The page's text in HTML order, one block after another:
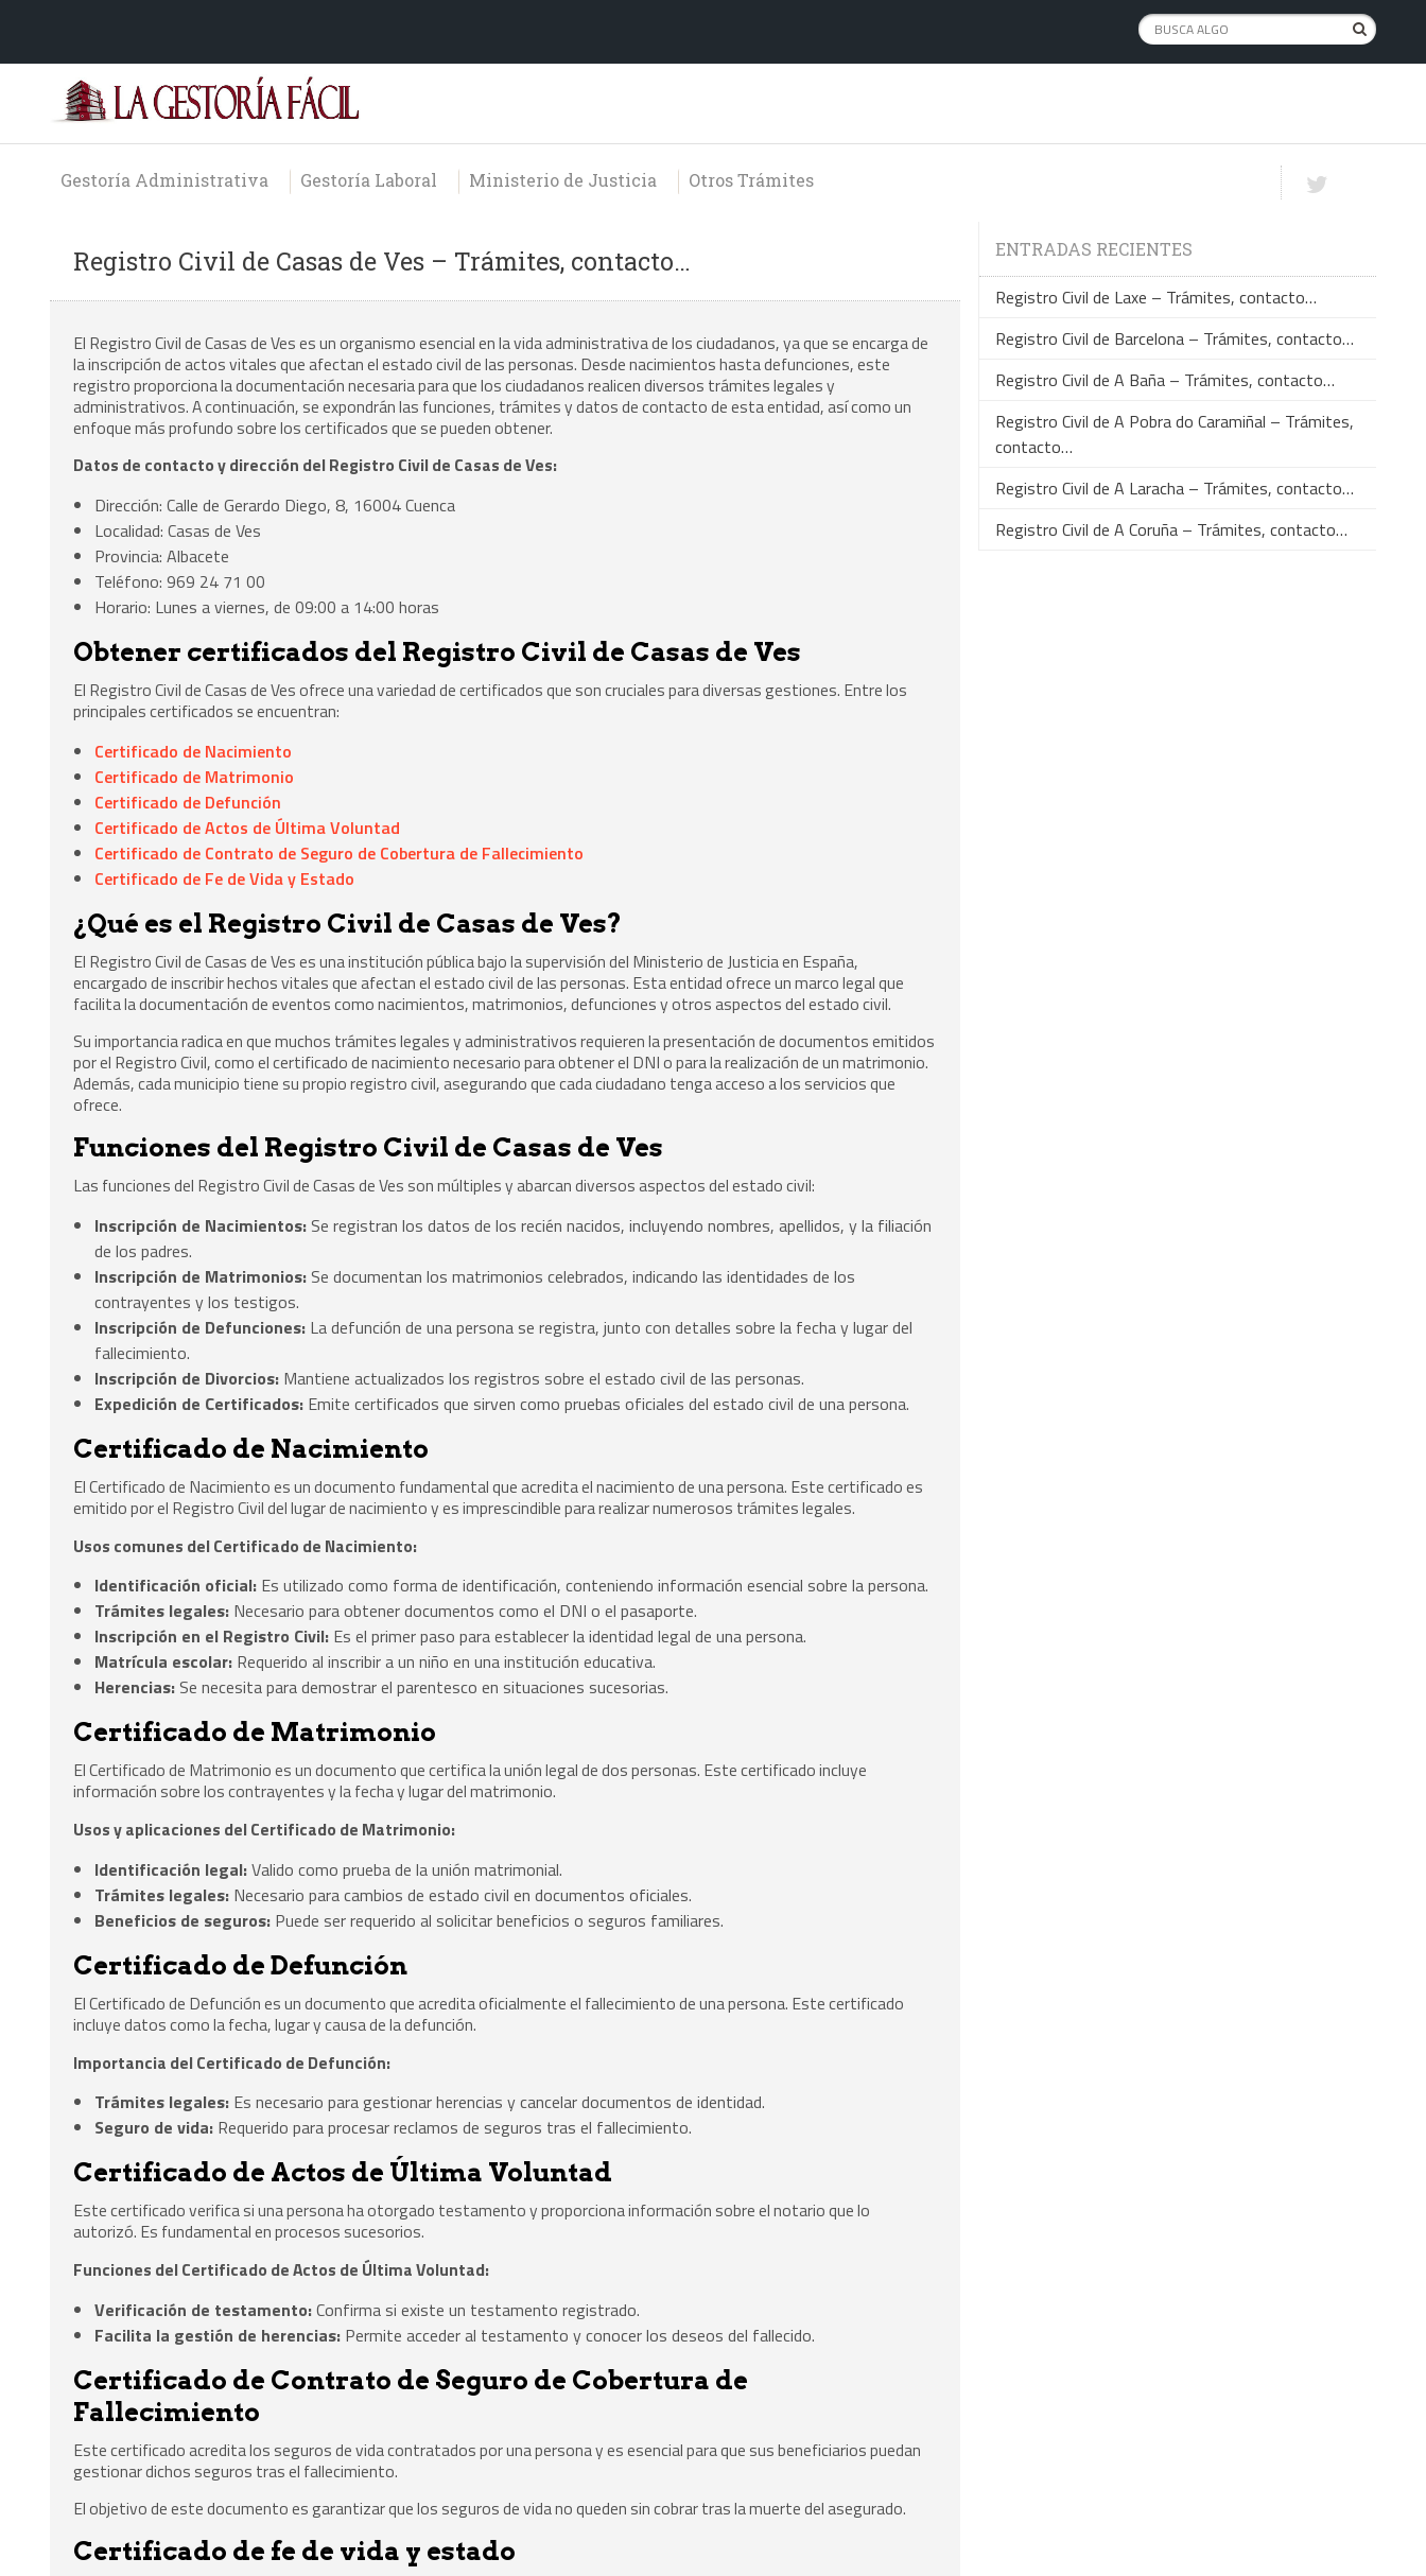
Gestoría Administrativa Gestoría Laboral Ministerio de Justicia Otros Trámites
Registro Civil de Casas de Ves – Trámites, contacto…
El Registro Civil de Casas de Ves es un organismo esencial en la vida administrativa de los ciudadanos, ya que se encarga de
la inscripción de actos vitales que afectan el estado civil de las personas. Desde nacimientos hasta defunciones, este
registro proporciona la documentación necesaria para que los ciudadanos realicen diversos trámites legales y
administrativos. A continuación, se expondrán las funciones, trámites y datos de contacto de esta entidad, así como un
enfoque más profundo sobre los certificados que se pueden obtener.
Datos de contacto y dirección del Registro Civil de Casas de Ves:
Dirección: Calle de Gerardo Diego, 8, 16004 Cuenca
Localidad: Casas de Ves
Provincia: Albacete
Teléfono: 969 24 71 00
Horario: Lunes a viernes, de 09:00 a 14:00 horas
Obtener certificados del Registro Civil de Casas de Ves
El Registro Civil de Casas de Ves ofrece una variedad de certificados que son cruciales para diversas gestiones. Entre los
principales certificados se encuentran:
Certificado de Nacimiento
Certificado de Matrimonio
Certificado de Defunción
Certificado de Actos de Última Voluntad
Certificado de Contrato de Seguro de Cobertura de Fallecimiento
Certificado de Fe de Vida y Estado
¿Qué es el Registro Civil de Casas de Ves?
El Registro Civil de Casas de Ves es una institución pública bajo la supervisión del Ministerio de Justicia en España,
encargado de inscribir hechos vitales que afectan el estado civil de las personas. Esta entidad ofrece un marco legal que
facilita la documentación de eventos como nacimientos, matrimonios, defunciones y otros aspectos del estado civil.
Su importancia radica en que muchos trámites legales y administrativos requieren la presentación de documentos emitidos
por el Registro Civil, como el certificado de nacimiento necesario para obtener el DNI o para la realización de un matrimonio.
Además, cada municipio tiene su propio registro civil, asegurando que cada ciudadano tenga acceso a los servicios que
ofrece.
Funciones del Registro Civil de Casas de Ves
Las funciones del Registro Civil de Casas de Ves son múltiples y abarcan diversos aspectos del estado civil:
Inscripción de Nacimientos: Se registran los datos de los recién nacidos, incluyendo nombres, apellidos, y la filiación
de los padres.
Inscripción de Matrimonios: Se documentan los matrimonios celebrados, indicando las identidades de los
contrayentes y los testigos.
Inscripción de Defunciones: La defunción de una persona se registra, junto con detalles sobre la fecha y lugar del
fallecimiento.
Inscripción de Divorcios: Mantiene actualizados los registros sobre el estado civil de las personas.
Expedición de Certificados: Emite certificados que sirven como pruebas oficiales del estado civil de una persona.
Certificado de Nacimiento
El Certificado de Nacimiento es un documento fundamental que acredita el nacimiento de una persona. Este certificado es
emitido por el Registro Civil del lugar de nacimiento y es imprescindible para realizar numerosos trámites legales.
Usos comunes del Certificado de Nacimiento:
Identificación oficial: Es utilizado como forma de identificación, conteniendo información esencial sobre la persona.
Trámites legales: Necesario para obtener documentos como el DNI o el pasaporte.
Inscripción en el Registro Civil: Es el primer paso para establecer la identidad legal de una persona.
Matrícula escolar: Requerido al inscribir a un niño en una institución educativa.
Herencias: Se necesita para demostrar el parentesco en situaciones sucesorias.
Certificado de Matrimonio
El Certificado de Matrimonio es un documento que certifica la unión legal de dos personas. Este certificado incluye
información sobre los contrayentes y la fecha y lugar del matrimonio.
Usos y aplicaciones del Certificado de Matrimonio:
Identificación legal:Valido como prueba de la unión matrimonial.
Trámites legales: Necesario para cambios de estado civil en documentos oficiales.
Beneficios de seguros: Puede ser requerido al solicitar beneficios o seguros familiares.
Certificado de Defunción
El Certificado de Defunción es un documento que acredita oficialmente el fallecimiento de una persona. Este certificado
incluye datos como la fecha, lugar y causa de la defunción.
Importancia del Certificado de Defunción:
Trámites legales: Es necesario para gestionar herencias y cancelar documentos de identidad.
Seguro de vida: Requerido para procesar reclamos de seguros tras el fallecimiento.
Certificado de Actos de Última Voluntad
Este certificado verifica si una persona ha otorgado testamento y proporciona información sobre el notario que lo
autorizó. Es fundamental en procesos sucesorios.
Funciones del Certificado de Actos de Última Voluntad:
Verificación de testamento:Confirma si existe un testamento registrado.
Facilita la gestión de herencias: Permite acceder al testamento y conocer los deseos del fallecido.
Certificado de Contrato de Seguro de Cobertura de
Fallecimiento
Este certificado acredita los seguros de vida contratados por una persona y es esencial para que sus beneficiarios puedan
gestionar dichos seguros tras el fallecimiento.
El objetivo de este documento es garantizar que los seguros de vida no queden sin cobrar tras la muerte del asegurado.
Certificado de fe de vida y estado
ENTRADAS RECIENTES
Registro Civil de Laxe – Trámites, contacto…
Registro Civil de Barcelona – Trámites, contacto…
Registro Civil de A Baña – Trámites, contacto…
Registro Civil de A Pobra do Caramiñal – Trámites,
contacto…
Registro Civil de A Laracha – Trámites, contacto…
Registro Civil de A Coruña – Trámites, contacto…